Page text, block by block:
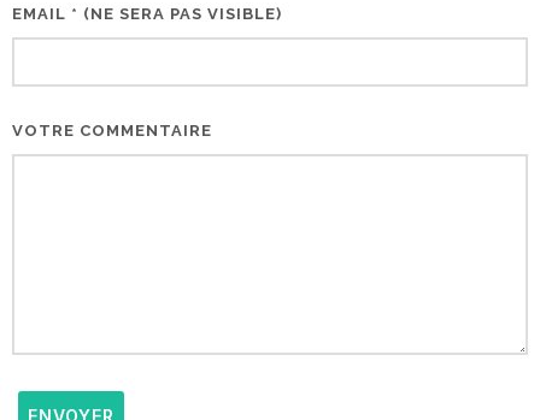
EMAIL * (NE SERA PAS VISIBLE)
VOTRE COMMENTAIRE